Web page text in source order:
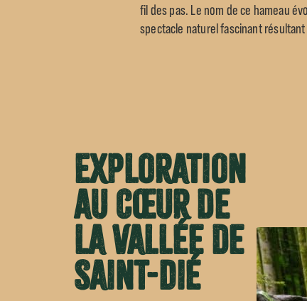
fil des pas. Le nom de ce hameau
spectacle naturel fascinant
Exploration
au Cœur de
la Vallée de
Saint-Dié